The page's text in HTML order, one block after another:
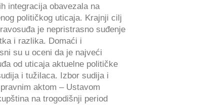
integracija obavezala na
političkog uticaja. Krajnji cilj
je nepristrasno suđenje
i razlika. Domaći i
su u oceni da je najveći
od uticaja aktuelne političke
i tužilaca. Izbor sudija i
aktom – Ustavom
na trogodišnji period